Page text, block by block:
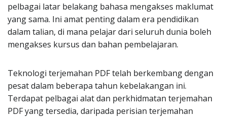
pelbagai latar belakang bahasa mengakses maklumat
yang sama. Ini amat penting dalam era pendidikan
dalam talian, di mana pelajar dari seluruh dunia boleh
mengakses kursus dan bahan pembelajaran.
Teknologi terjemahan PDF telah berkembang dengan
pesat dalam beberapa tahun kebelakangan ini.
Terdapat pelbagai alat dan perkhidmatan terjemahan
PDF yang tersedia, daripada perisian terjemahan